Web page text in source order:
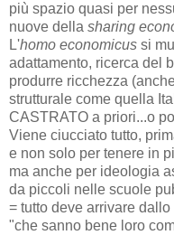
più spazio quasi per
nuove della sharing
L'homo economicus si
adattamento, ricerca del
produrre ricchezza
strutturale come quella
CASTRATO a priori...o
Viene ciucciato tutto,
e non solo per tenere in
ma anche per ideologia
da piccoli nelle scuole
= tutto deve arrivare
"che sanno bene loro